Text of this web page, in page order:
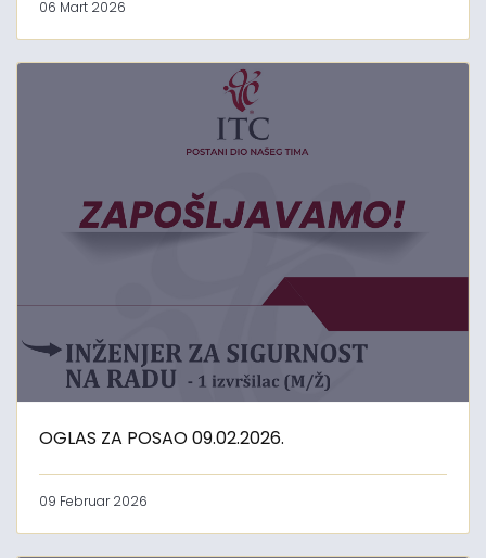
06 Mart 2026
OGLAS ZA POSAO 09.02.2026.
09 Februar 2026